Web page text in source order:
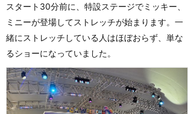
スタート30分前に、特設ステージでミッキー、
ミニーが登場してストレッチが始まります。一
緒にストレッチしている人はほぼおらず、単な
るショーになっていました。